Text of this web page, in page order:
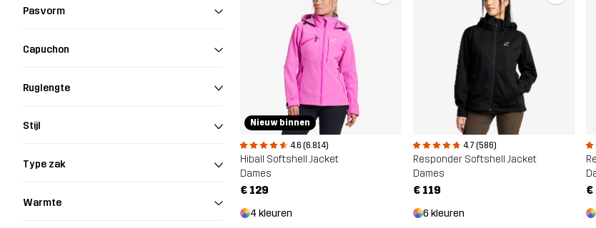
Pasvorm
Capuchon
Ruglengte
Stijl
Type zak
Warmte
Nieuw binnen
4.6 (6.814)
Hiball Softshell Jacket
Dames
€ 129
4 kleuren
4.7 (586)
Responder Softshell Jacket
Dames
€ 119
6 kleuren
€